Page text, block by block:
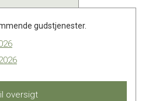
gudstjenester.
oversigt